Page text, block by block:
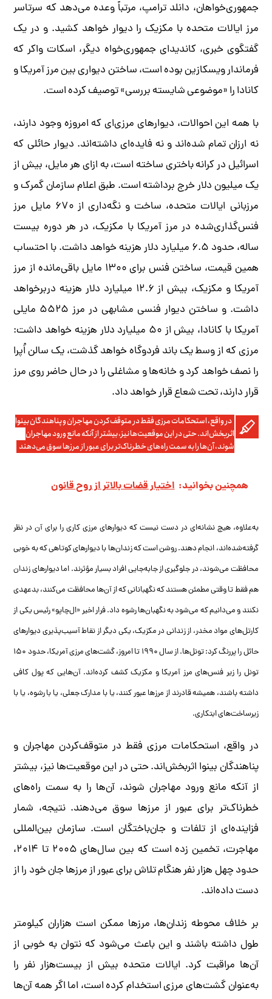
جمهوری‌خواهان، دانلد ترامپ، مرتباً وعده می‌دهد که سرتاسر
مرز ایالات متحده با مکزیک را دیوار خواهد کشید. و در یک
گفتگوی خبری، کاندیدای جمهوری‌خواه دیگر، اسکات واکر که
فرماندار ویسکازین بوده است، ساختن دیواری بین مرز آمریکا و
کانادا را «موضوعی شایسته بررسی» توصیف کرده است.
با همه این احوالات، دیوارهای مرزی‌ای که امروزه وجود دارند،
نه ارزان تمام شده‌اند و نه فایده‌ای داشته‌اند. دیوار حائلی که
اسرائیل در کرانه باختری ساخته است، به ازای هر مایل، بیش از
یک میلیون دلار خرج برداشته است. طبق اعلام سازمان گمرک و
مرزبانی ایالات متحده، ساخت و نگه‌داری از ۶۷۰ مایل مرز
فنس‌گذاری‌شده در مرز آمریکا با مکزیک، در هر دوره بیست
ساله، حدود ۶.۵ میلیارد دلار هزینه خواهد داشت. با احتساب
همین قیمت، ساختن فنس برای ۱۳۰۰ مایل باقی‌مانده از مرز
آمریکا و مکزیک، بیش از ۱۲.۶ میلیارد دلار هزینه دربرخواهد
داشت. و ساختن دیوار فنسی مشابهی در مرز ۵۵۲۵ مایلی
آمریکا با کانادا، بیش از ۵۰ میلیارد دلار هزینه خواهد داشت:
مرزی که از وسط یک باند فردوگاه خواهد گذشت، یک سالن اُپرا
را نصف خواهد کرد و خانه‌ها و مشاغلی را در حال حاضر روی مرز
قرار دارند، تحت شعاع قرار خواهد داد.
در واقع، استحکامات مرزی فقط در متوقف‌کردن مهاجران و پناهندگان بینوا
اثربخش‌اند. حتی در این موقعیت‌ها نیز، بیشتر از آنکه مانع ورود مهاجران
شوند، آن‌ها را به سمت راه‌های خطرناک‌تر برای عبور از مرزها سوق می‌دهند
همچنین بخوانید: اختیار قضات بالاتر از روح قانون
به‌علاوه، هیچ نشانه‌ای در دست نیست که دیوارهای مرزی کاری را برای آن در نظر
گرفته‌شده‌اند، انجام دهند. روشن است که زندان‌ها با دیوارهای کوتاهی که به خوبی
محافظت می‌شوند، در جلوگیری از جابه‌جایی افراد بسیار مؤثرند. اما دیوارهای زندان
هم فقط تا وقتی مطمئن هستند که نگهبانانی که از آن‌ها محافظت می‌کنند، بدعهدی
نکنند و می‌دانیم که می‌شود به نگهبان‌ها رشوه داد. فرار اخیر «ال‌چاپو» رئیس یکی از
کارتل‌های مواد مخدر، از زندانی در مکزیک، یکی دیگر از نقاط‌ آسیب‌پذیری دیوارهای
حائل را پررنگ کرد: تونل‌ها. از سال ۱۹۹۰ تا امروز، گشت‌های مرزی آمریکا، حدود ۱۵۰
تونل را زیر فنس‌های مرز آمریکا و مکزیک کشف کرده‌اند. آن‌هایی که پول کافی
داشته باشند، همیشه قادرند از مرزها عبور کنند، یا با مدارک جعلی، یا با رشوه، یا با
زیرساخت‌های ابتکاری.
در واقع، استحکامات مرزی فقط در متوقف‌کردن مهاجران و
پناهندگان بینوا اثربخش‌اند. حتی در این موقعیت‌ها نیز، بیشتر
از آنکه مانع ورود مهاجران شوند، آن‌ها را به سمت راه‌های
خطرناک‌تر برای عبور از مرزها سوق می‌دهند. نتیجه، شمار
فزاینده‌ای از تلفات و جان‌باختگان است. سازمان بین‌المللی
مهاجرت، تخمین زده است که بین سال‌های ۲۰۰۵ تا ۲۰۱۴،
حدود چهل هزار نفر هنگام تلاش برای عبور از مرزها جان خود را از
دست داده‌اند.
بر خلاف محوطه زندان‌ها، مرزها ممکن است هزاران کیلومتر
طول داشته باشند و این باعث می‌شود که نتوان به خوبی از
آن‌ها مراقبت کرد. ایالات متحده بیش از بیست‌هزار نفر را
به‌عنوان گشت‌های مرزی استخدام کرده است، اما اگر همه آن‌ها